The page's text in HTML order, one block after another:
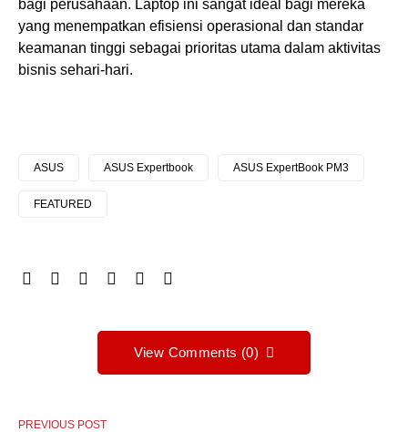
bagi perusahaan. Laptop ini sangat ideal bagi mereka
yang menempatkan efisiensi operasional dan standar
keamanan tinggi sebagai prioritas utama dalam aktivitas
bisnis sehari-hari.
ASUS ASUS Expertbook ASUS ExpertBook PM3
FEATURED
View Comments (0)
PREVIOUS POST